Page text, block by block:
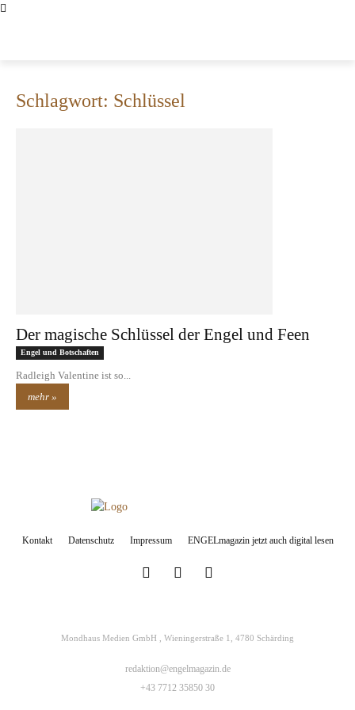
Schlagwort: Schlüssel
Der magische Schlüssel der Engel und Feen
Engel und Botschaften
Radleigh Valentine ist so...
mehr »
Kontakt Datenschutz Impressum ENGELmagazin jetzt auch digital lesen
Mondhaus Medien GmbH , Wieningerstraße 1, 4780 Schärding
redaktion@engelmagazin.de
+43 7712 35850 30